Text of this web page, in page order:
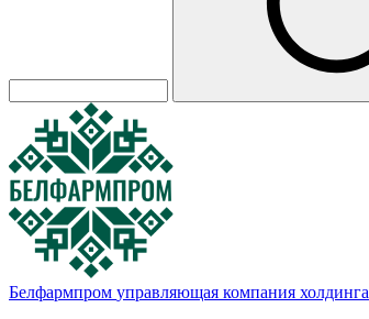
Белфармпром управляющая компания холдинга